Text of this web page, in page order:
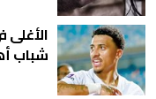
شباب